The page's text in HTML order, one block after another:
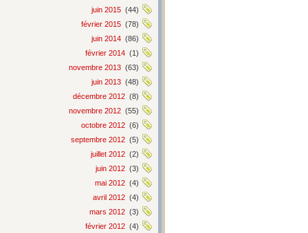
juin 2015 (44)
février 2015 (78)
juin 2014 (86)
février 2014 (1)
novembre 2013 (63)
juin 2013 (48)
décembre 2012 (8)
novembre 2012 (55)
octobre 2012 (6)
septembre 2012 (5)
juillet 2012 (2)
juin 2012 (3)
mai 2012 (4)
avril 2012 (4)
mars 2012 (3)
février 2012 (4)